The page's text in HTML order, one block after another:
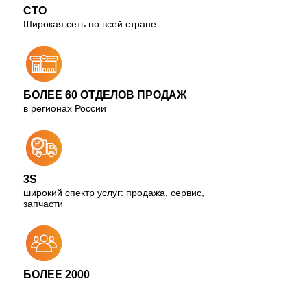
СТО
Широкая сеть по всей стране
БОЛЕЕ 60 ОТДЕЛОВ ПРОДАЖ
в регионах России
3S
широкий спектр услуг: продажа, сервис,
запчасти
БОЛЕЕ 2000